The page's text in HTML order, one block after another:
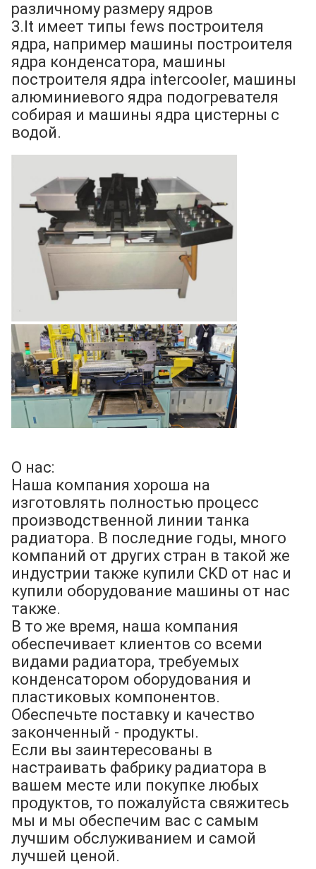
различному размеру ядров
3.It имеет типы fews построителя
ядра, например машины построителя
ядра конденсатора, машины
построителя ядра intercooler, машины
алюминиевого ядра подогревателя
собирая и машины ядра цистерны с
водой.
О нас:
Наша компания хороша на
изготовлять полностью процесс
производственной линии танка
радиатора. В последние годы, много
компаний от других стран в такой же
индустрии также купили CKD от нас и
купили оборудование машины от нас
также.
В то же время, наша компания
обеспечивает клиентов со всеми
видами радиатора, требуемых
конденсатором оборудования и
пластиковых компонентов.
Обеспечьте поставку и качество
законченный - продукты.
Если вы заинтересованы в
настраивать фабрику радиатора в
вашем месте или покупке любых
продуктов, то пожалуйста свяжитесь
мы и мы обеспечим вас с самым
лучшим обслуживанием и самой
лучшей ценой.